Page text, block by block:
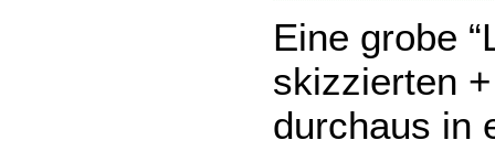
Eine grobe
skizzierten
durchaus in